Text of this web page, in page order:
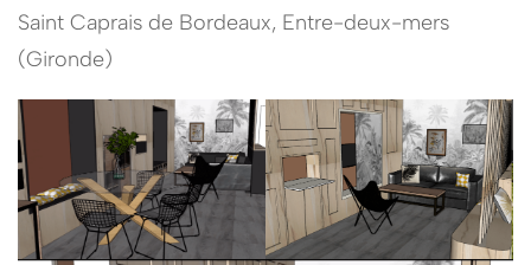
Saint Caprais de Bordeaux, Entre-deux-mers
(Gironde)